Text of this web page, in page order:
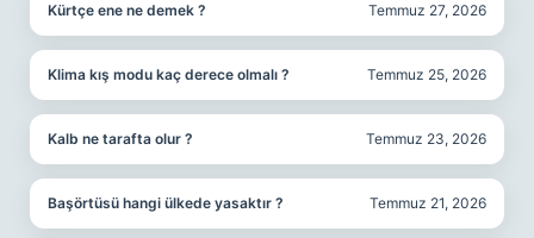
Kürtçe ene ne demek ? Temmuz 27, 2026
Klima kış modu kaç derece olmalı ? Temmuz 25, 2026
Kalb ne tarafta olur ? Temmuz 23, 2026
Başörtüsü hangi ülkede yasaktır ? Temmuz 21, 2026